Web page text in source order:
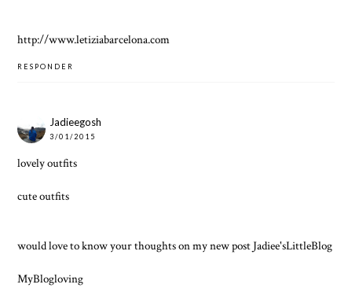
http://www.letiziabarcelona.com
RESPONDER
Jadieegosh
3/01/2015
lovely outfits
cute outfits
would love to know your thoughts on my new post Jadiee'sLittleBlog
MyBlogloving